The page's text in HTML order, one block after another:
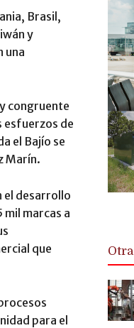
Brasil,
y
una
congruente
esfuerzos de
el Bajío se
Marín.
el desarrollo
mil marcas a
que
para el